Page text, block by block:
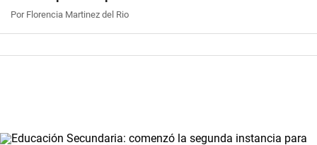
Por Florencia Martinez del Rio